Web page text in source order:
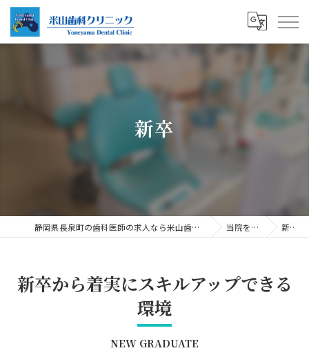
新卒
静岡県長泉町の歯科医師の求人なら米山歯科クリニック 当院を知る 新卒
新卒から着実にスキルアップできる
環境
NEW GRADUATE